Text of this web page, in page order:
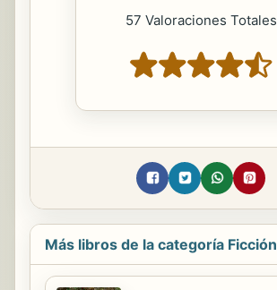
57 Valoraciones Totales
Más libros de la categoría Ficción